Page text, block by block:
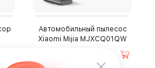
Автомобильный пылесос
Xiaomi Mijia MJXCQ01QW